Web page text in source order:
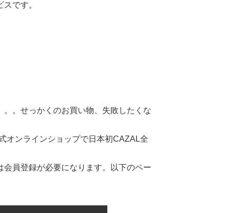
です。
。せっかくのお買い物、失敗したくな
オンラインショップで日本初CAZAL全
員登録が必要になります。以下のペー